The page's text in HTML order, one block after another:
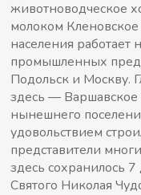
животноводческое
молоком
населения работает
промышленных
Подольск и Москву.
здесь — Варшавское
нынешнего
удовольствием
представители
здесь сохранилось
Святого Николая